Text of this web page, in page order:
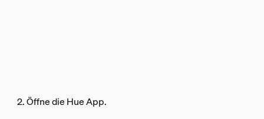
2. Öffne die Hue App.